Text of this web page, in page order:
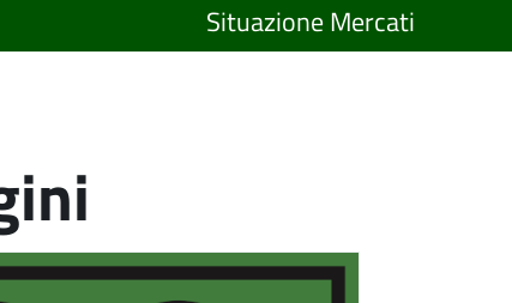
Situazione Mercati